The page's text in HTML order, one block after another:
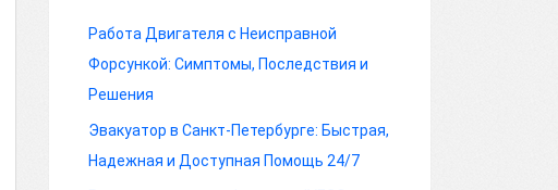
Работа Двигателя с Неисправной
Форсункой: Симптомы, Последствия и
Решения
Эвакуатор в Санкт-Петербурге: Быстрая,
Надежная и Доступная Помощь 24/7